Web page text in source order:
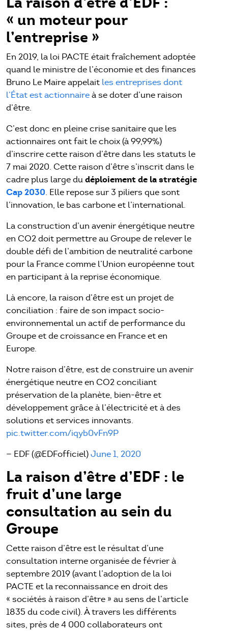
« un moteur pour
l’entreprise »
En 2019, la loi PACTE était fraîchement adoptée
quand le ministre de l’économie et des finances
Bruno Le Maire appelait les entreprises dont
l’État est actionnaireà se doter d’une raison
d’être.
C’est donc en pleine crise sanitaire que les
actionnaires ont fait le choix (à 99,99%)
d’inscrire cette raison d’être dans les statuts le
7 mai 2020. Cette raison d’être s’inscrit dans le
cadre plus large dudéploiement de la stratégie
Cap 2030. Elle repose sur 3 piliers que sont
l’innovation, le bas carbone et l’international.
La construction d’un avenir énergétique neutre
en CO2 doit permettre au Groupe de relever le
double défi de l’ambition de neutralité carbone
pour la France comme l’Union européenne tout
en participant à la reprise économique.
Là encore, la raison d’être est un projet de
conciliation : faire de son impact socio-
environnemental un actif de performance du
Groupe et de croissance en France et en
Europe.
Notre raison d’être, est de construire un avenir
énergétique neutre en CO2 conciliant
préservation de la planète, bien-être et
développement grâce à l’électricité et à des
solutions et services innovants.
pic.twitter.com/iqyb0vFn9P
— EDF (@EDFofficiel)June 1, 2020
La raison d’être d’EDF : le
fruit d’une large
consultation au sein du
Groupe
Cette raison d’être est le résultat d’une
consultation interne organisée de février à
septembre 2019 (avant l’adoption de la loi
PACTE et la reconnaissance en droit des
« sociétés à raison d’être » au sens de l’article
1835 du code civil). À travers les différents
sites, près de 4 000 collaborateurs ont